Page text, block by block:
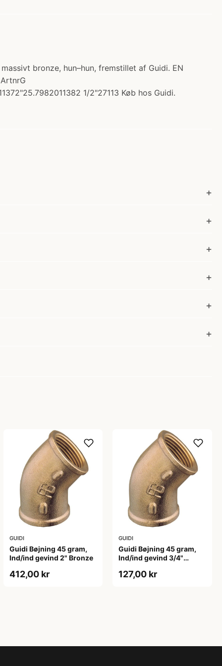
bronze, hun–hun, fremstillet af Guidi. EN
1/2"27113 Køb hos Guidi.
GUIDI
Guidi Bøjning 45 gram,
Ind/ind gevind 2" Bronze
412,00 kr
GUIDI
Guidi Bøjning 45 gram,
Ind/ind gevind 3/4"
127,00 kr